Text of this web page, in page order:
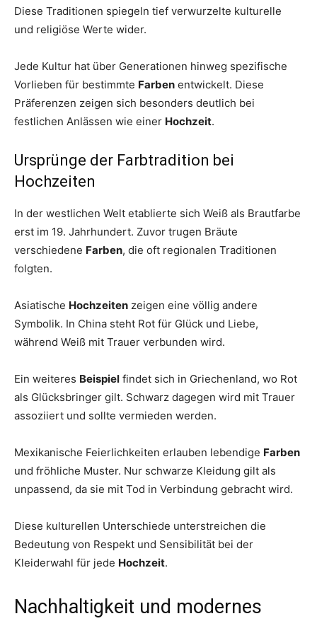
Diese Traditionen spiegeln tief verwurzelte kulturelle
und religiöse Werte wider.
Jede Kultur hat über Generationen hinweg spezifische
Vorlieben für bestimmte Farben entwickelt. Diese
Präferenzen zeigen sich besonders deutlich bei
festlichen Anlässen wie einer Hochzeit.
Ursprünge der Farbtradition bei
Hochzeiten
In der westlichen Welt etablierte sich Weiß als Brautfarbe
erst im 19. Jahrhundert. Zuvor trugen Bräute
verschiedene Farben, die oft regionalen Traditionen
folgten.
Asiatische Hochzeiten zeigen eine völlig andere
Symbolik. In China steht Rot für Glück und Liebe,
während Weiß mit Trauer verbunden wird.
Ein weiteres Beispiel findet sich in Griechenland, wo Rot
als Glücksbringer gilt. Schwarz dagegen wird mit Trauer
assoziiert und sollte vermieden werden.
Mexikanische Feierlichkeiten erlauben lebendige Farben
und fröhliche Muster. Nur schwarze Kleidung gilt als
unpassend, da sie mit Tod in Verbindung gebracht wird.
Diese kulturellen Unterschiede unterstreichen die
Bedeutung von Respekt und Sensibilität bei der
Kleiderwahl für jede Hochzeit.
Nachhaltigkeit und modernes